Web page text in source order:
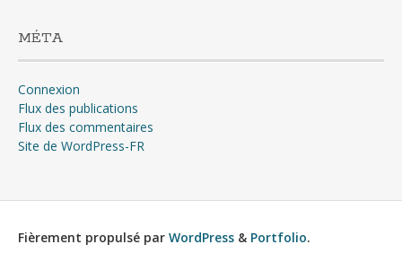
MÉTA
Connexion
Flux des publications
Flux des commentaires
Site de WordPress-FR
Fièrement propulsé par WordPress & Portfolio.